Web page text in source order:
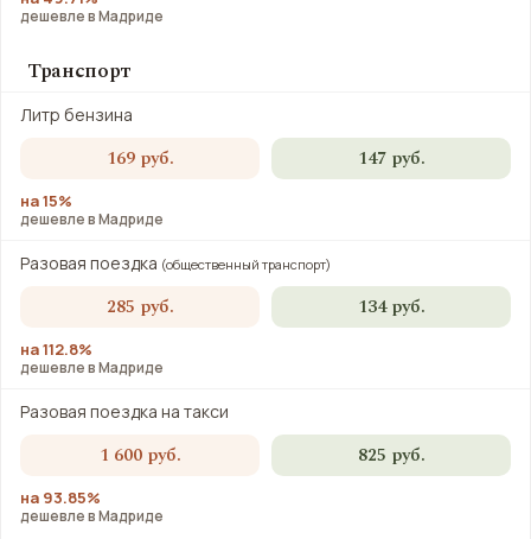
дешевле в Мадриде
Транспорт
Литр бензина
169 руб. 147 руб.
на 15%
дешевле в Мадриде
Разовая поездка (общественный транспорт)
285 руб. 134 руб.
на 112.8%
дешевле в Мадриде
Разовая поездка на такси
1 600 руб. 825 руб.
на 93.85%
дешевле в Мадриде